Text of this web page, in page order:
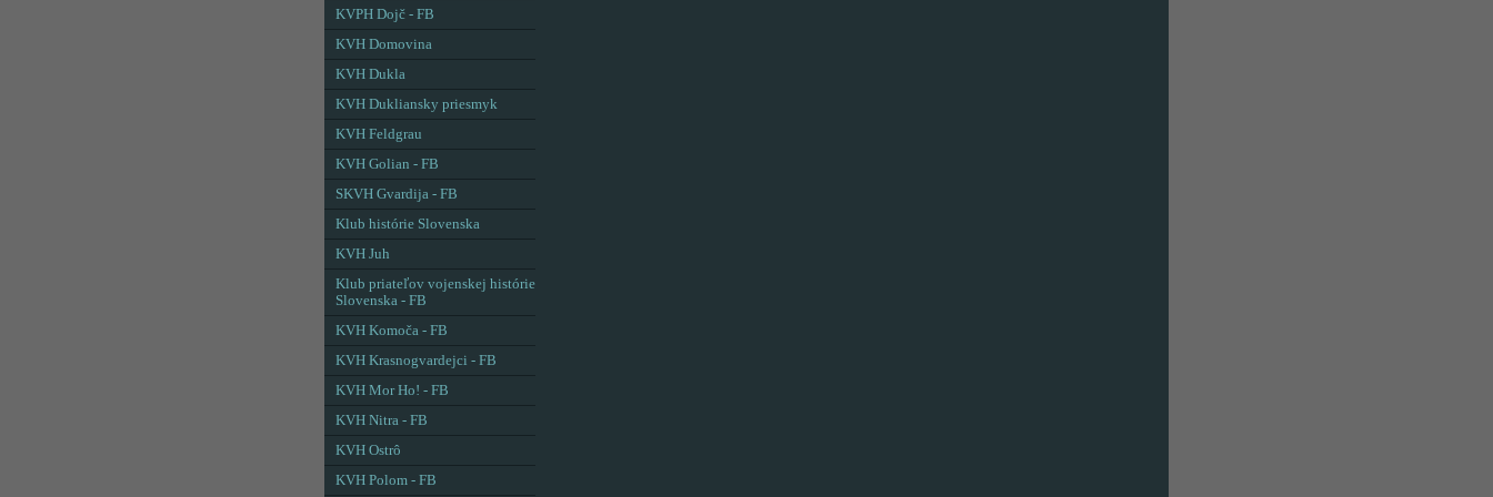
KVPH Dojč - FB
KVH Domovina
KVH Dukla
KVH Dukliansky priesmyk
KVH Feldgrau
KVH Golian - FB
SKVH Gvardija - FB
Klub histórie Slovenska
KVH Juh
Klub priateľov vojenskej histórie
Slovenska - FB
KVH Komoča - FB
KVH Krasnogvardejci - FB
KVH Mor Ho! - FB
KVH Nitra - FB
KVH Ostrô
KVH Polom - FB